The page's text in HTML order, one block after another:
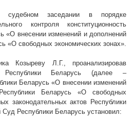
судебном заседании в порядке
контроля конституционность
«О внесении изменений и дополнений
«О свободных экономических зонах».
Козыреву Л.Г., проанализировав
Республики Беларусь (далее –
Беларусь «О внесении изменений
Беларусь «О свободных
законодательных актов Республики
Республики Беларусь установил: